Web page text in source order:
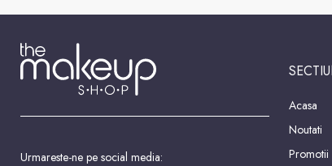
Urmareste-ne pe social media:
Acasa
Noutati
Promotii